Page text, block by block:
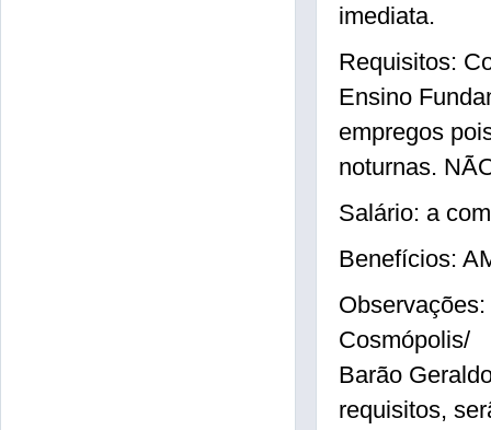
imediata.
Requisitos:
Ensino
empregos
noturnas.
Salário: a
Benefícios:
Cosmópolis/
Barão
requisitos,